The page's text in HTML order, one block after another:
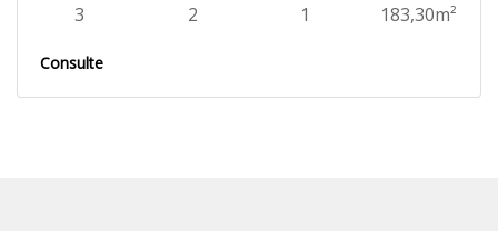
3 2 1 183,30m²
Consulte